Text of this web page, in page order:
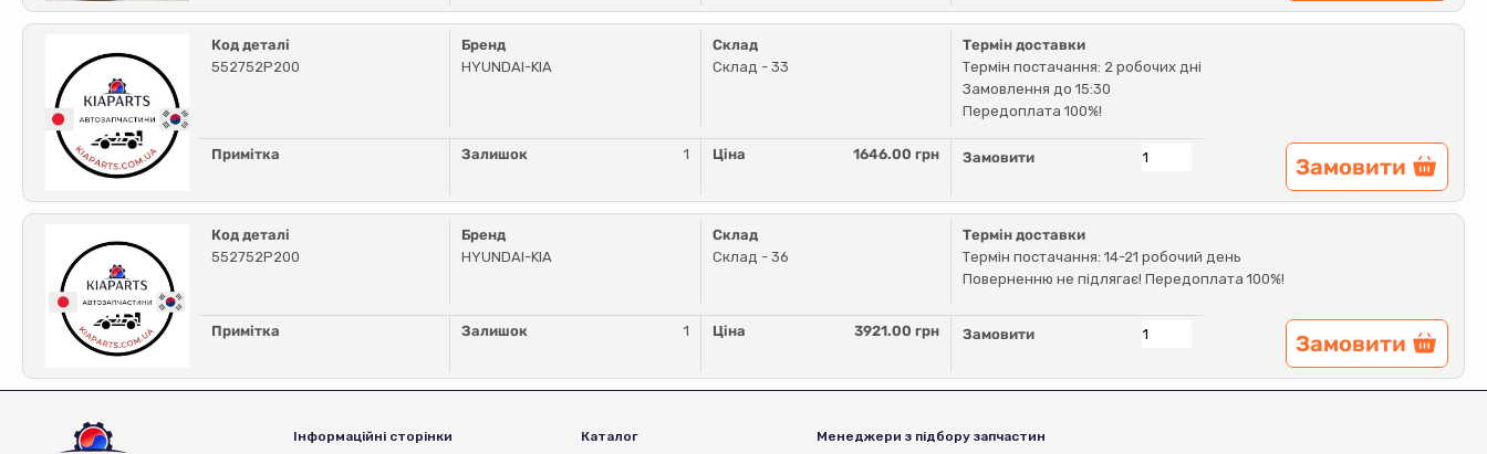
Код деталі
552752P200
Бренд
HYUNDAI-KIA
Склад
Склад - 33
Термін доставки
Термін постачання: 2 робочих дні
Замовлення до 15:30
Передоплата 100%!
Примітка Залишок 1 Ціна 1646.00 грн Замовити Замовити
Код деталі
552752P200
Бренд
HYUNDAI-KIA
Склад
Склад - 36
Термін доставки
Термін постачання: 14-21 робочий день
Поверненню не підлягає! Передоплата 100%!
Примітка Залишок 1 Ціна 3921.00 грн Замовити Замовити
Інформаційні сторінки Каталог Менеджери з підбору запчастин